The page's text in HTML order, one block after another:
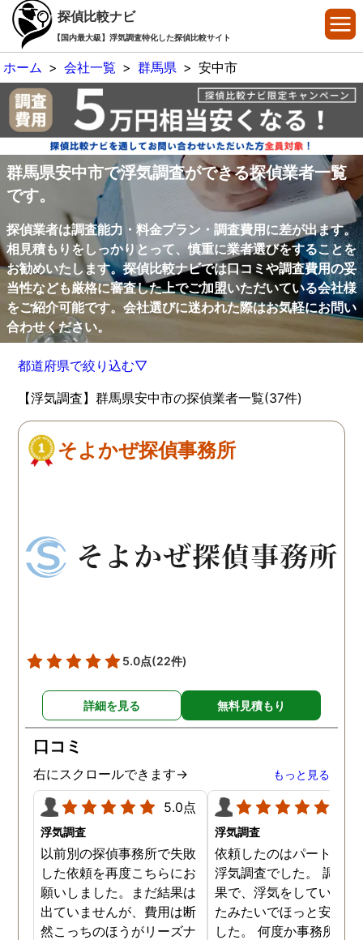
探偵比較ナビ
【国内最大級】浮気調査特化した探偵比較サイト
ホーム > 会社一覧 > 群馬県 > 安中市
群馬県安中市で浮気調査ができる探偵業者一覧
です。
探偵業者は調査能力・料金プラン・調査費用に差が出ます。
相見積もりをしっかりとって、慎重に業者選びをすることを
お勧めいたします。探偵比較ナビでは口コミや調査費用の妥
当性なども厳格に審査した上でご加盟いただいている会社様
をご紹介可能です。会社選びに迷われた際はお気軽にお問い
合わせください。
都道府県で絞り込む▽
【浮気調査】群馬県安中市の探偵業者一覧(37件)
そよかぜ探偵事務所
5.0点(22件)
詳細を見る 無料見積もり
口コミ
右にスクロールできます→ もっと見る
5.0点
浮気調査
以前別の探偵事務所で失敗
した依頼を再度こちらにお
願いしました。まだ結果は
出ていませんが、費用は断
然こっちのほうがリーズナ
浮気調査
依頼したのはパートナー
浮気調査でした。 調査
果で、浮気をしていなか
たみたいでほっと安心し
した。 何度か事務所に